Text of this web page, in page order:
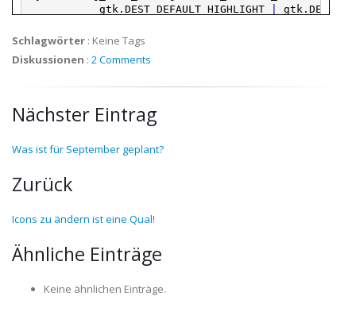
gtk . DEST_DEFAULT_HIGHLIGHT gtk .
MyCanvas . connect('drag_motion'
MyCanvas .drag_dest_set
def
on_drag_motion(wid
# Function to handle the drop
print
" ((( drop detected ))) "
Schlagwörter : Keine Tags
Diskussionen : 2 Comments
Nächster Eintrag
Was ist für September geplant?
Zurück
Icons zu ändern ist eine Qual!
Ähnliche Einträge
Keine ähnlichen Einträge.